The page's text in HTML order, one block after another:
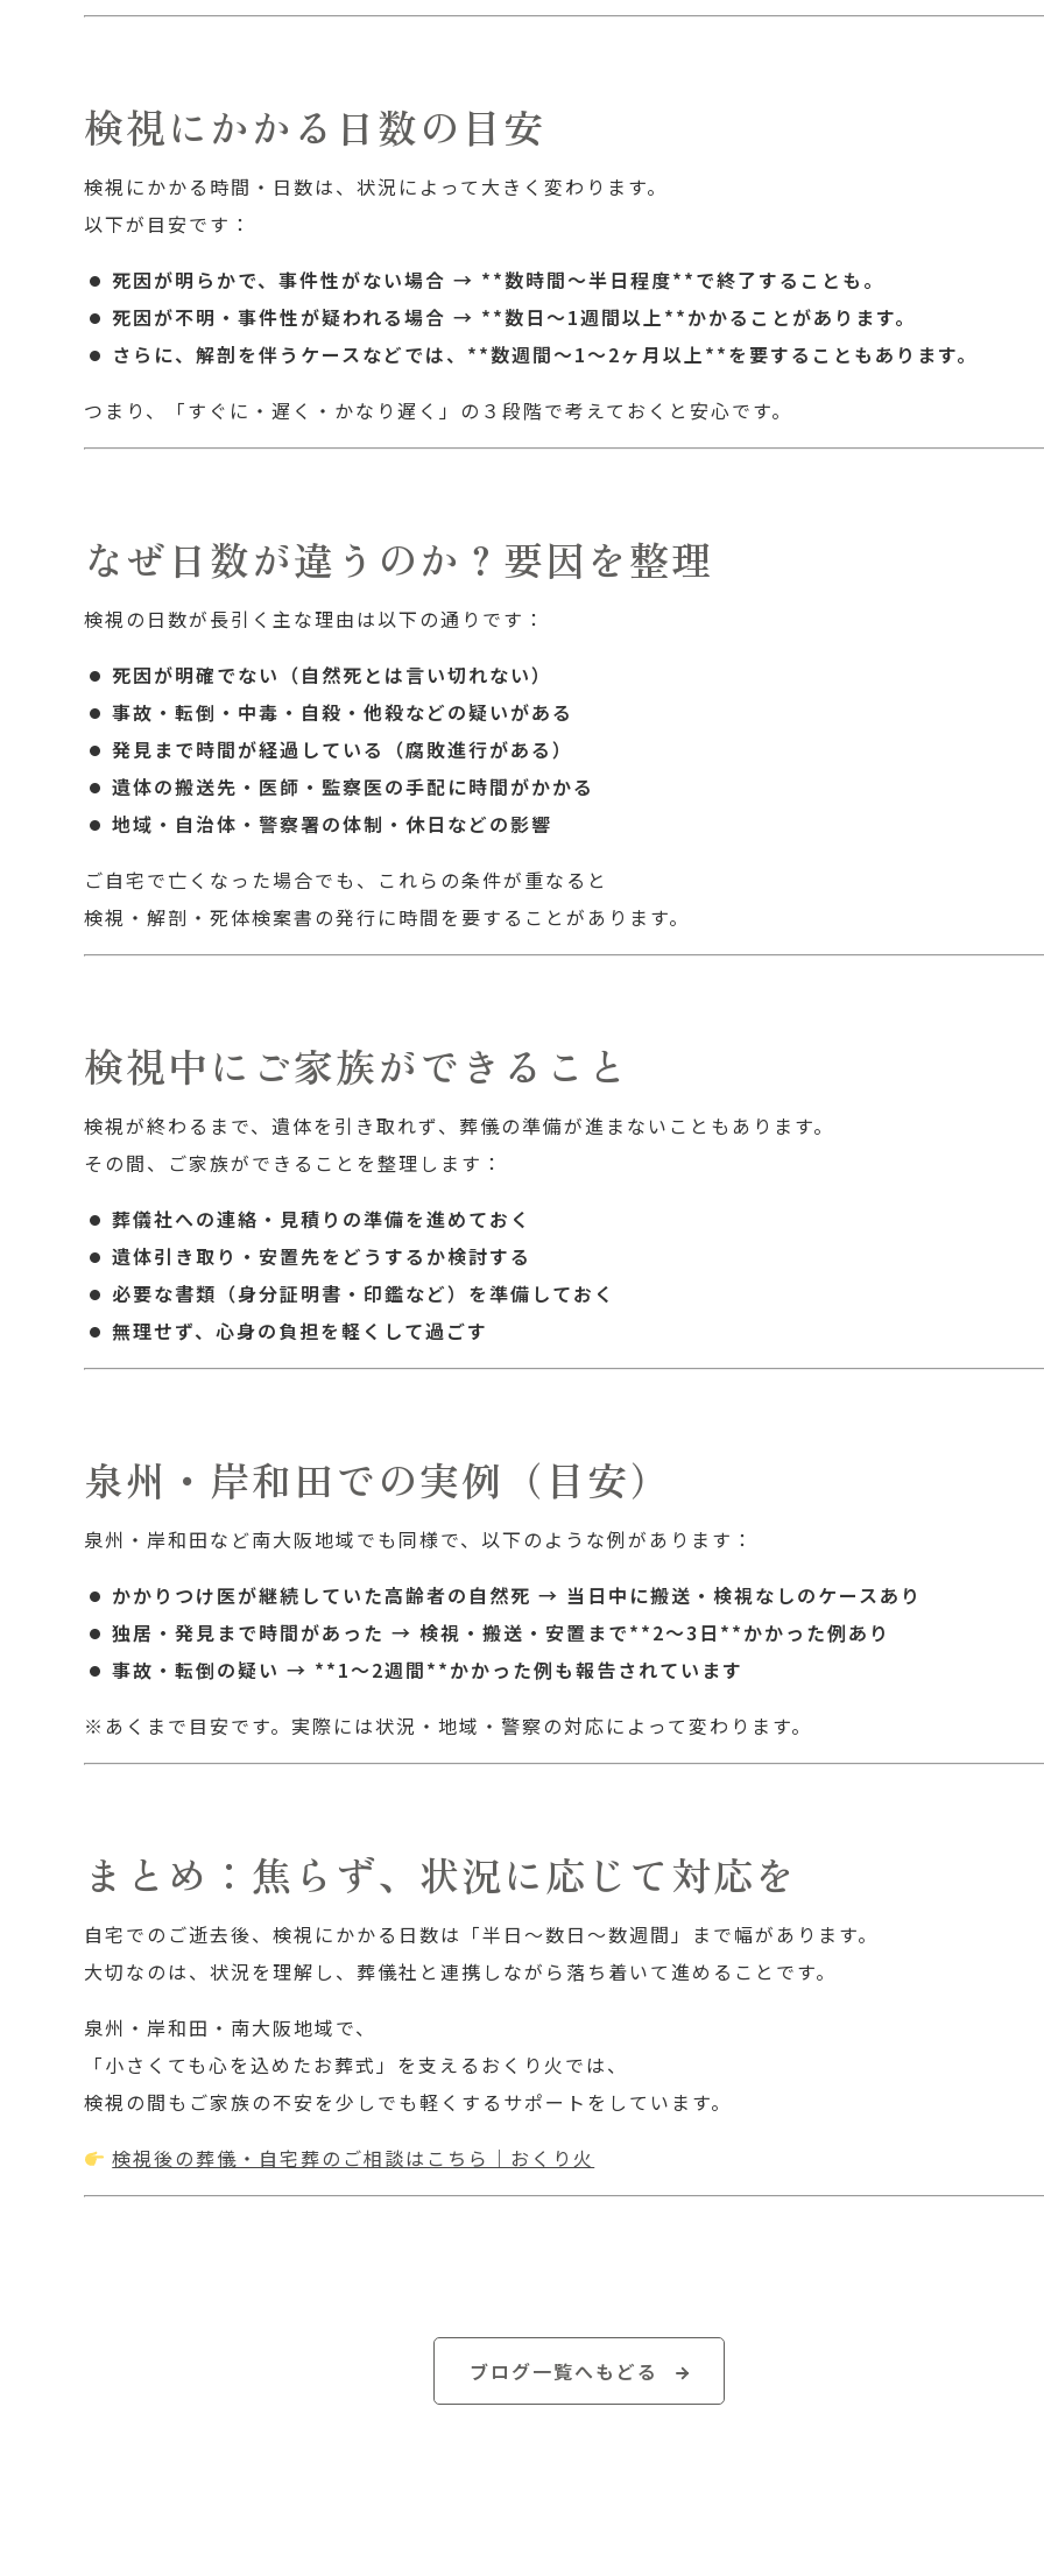
検視にかかる日数の目安
検視にかかる時間・日数は、状況によって大きく変わります。
以下が目安です：
死因が明らかで、事件性がない場合 → **数時間〜半日程度**で終了することも。
死因が不明・事件性が疑われる場合 → **数日〜1週間以上**かかることがあります。
さらに、解剖を伴うケースなどでは、**数週間〜1〜2ヶ月以上**を要することもあります。
つまり、「すぐに・遅く・かなり遅く」の３段階で考えておくと安心です。
なぜ日数が違うのか？要因を整理
検視の日数が長引く主な理由は以下の通りです：
死因が明確でない（自然死とは言い切れない）
事故・転倒・中毒・自殺・他殺などの疑いがある
発見まで時間が経過している（腐敗進行がある）
遺体の搬送先・医師・監察医の手配に時間がかかる
地域・自治体・警察署の体制・休日などの影響
ご自宅で亡くなった場合でも、これらの条件が重なると
検視・解剖・死体検案書の発行に時間を要することがあります。
検視中にご家族ができること
検視が終わるまで、遺体を引き取れず、葬儀の準備が進まないこともあります。
その間、ご家族ができることを整理します：
葬儀社への連絡・見積りの準備を進めておく
遺体引き取り・安置先をどうするか検討する
必要な書類（身分証明書・印鑑など）を準備しておく
無理せず、心身の負担を軽くして過ごす
泉州・岸和田での実例（目安）
泉州・岸和田など南大阪地域でも同様で、以下のような例があります：
かかりつけ医が継続していた高齢者の自然死 → 当日中に搬送・検視なしのケースあり
独居・発見まで時間があった → 検視・搬送・安置まで**2〜3日**かかった例あり
事故・転倒の疑い → **1〜2週間**かかった例も報告されています
※あくまで目安です。実際には状況・地域・警察の対応によって変わります。
まとめ：焦らず、状況に応じて対応を
自宅でのご逝去後、検視にかかる日数は「半日〜数日〜数週間」まで幅があります。
大切なのは、状況を理解し、葬儀社と連携しながら落ち着いて進めることです。
泉州・岸和田・南大阪地域で、
「小さくても心を込めたお葬式」を支えるおくり火では、
検視の間もご家族の不安を少しでも軽くするサポートをしています。
検視後の葬儀・自宅葬のご相談はこちら｜おくり火
ブログ一覧へもどる